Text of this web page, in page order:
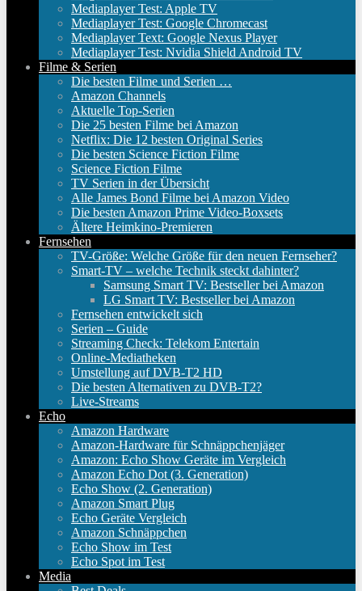
Mediaplayer Test: Apple TV
Mediaplayer Test: Google Chromecast
Mediaplayer Text: Google Nexus Player
Mediaplayer Test: Nvidia Shield Android TV
Filme & Serien
Die besten Filme und Serien …
Amazon Channels
Aktuelle Top-Serien
Die 25 besten Filme bei Amazon
Netflix: Die 12 besten Original Series
Die besten Science Fiction Filme
Science Fiction Filme
TV Serien in der Übersicht
Alle James Bond Filme bei Amazon Video
Die besten Amazon Prime Video-Boxsets
Ältere Heimkino-Premieren
Fernsehen
TV-Größe: Welche Größe für den neuen Fernseher?
Smart-TV – welche Technik steckt dahinter?
Samsung Smart TV: Bestseller bei Amazon
LG Smart TV: Bestseller bei Amazon
Fernsehen entwickelt sich
Serien – Guide
Streaming Check: Telekom Entertain
Online-Mediatheken
Umstellung auf DVB-T2 HD
Die besten Alternativen zu DVB-T2?
Live-Streams
Echo
Amazon Hardware
Amazon-Hardware für Schnäppchenjäger
Amazon: Echo Show Geräte im Vergleich
Amazon Echo Dot (3. Generation)
Echo Show (2. Generation)
Amazon Smart Plug
Echo Geräte Vergleich
Amazon Schnäppchen
Echo Show im Test
Echo Spot im Test
Media